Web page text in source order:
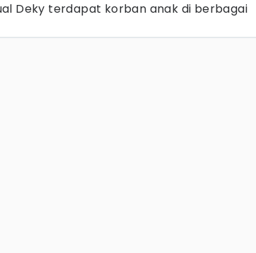
Deky terdapat korban anak di berbagai